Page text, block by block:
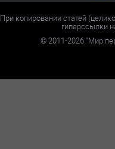
При копировании статей
гиперссылки
©2011-2026 "Мир